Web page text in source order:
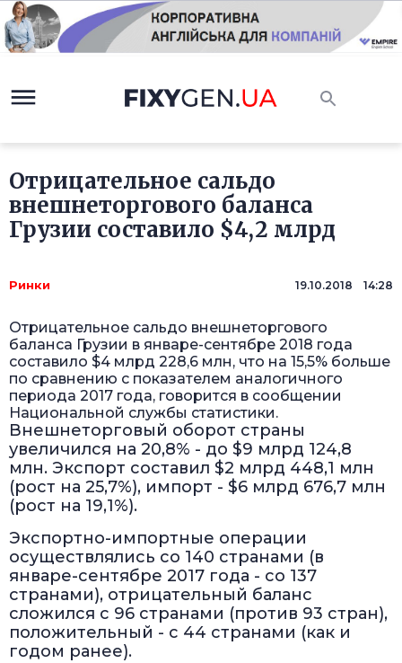
Отрицательное сальдо
внешнеторгового баланса
Грузии составило $4,2 млрд
Ринки 19.10.2018 14:28
Отрицательное сальдо внешнеторгового
баланса Грузии в январе-сентябре 2018 года
составило $4 млрд 228,6 млн, что на 15,5% больше
по сравнению с показателем аналогичного
периода 2017 года, говорится в сообщении
Национальной службы статистики.
Внешнеторговый оборот страны
увеличился на 20,8% - до $9 млрд 124,8
млн. Экспорт составил $2 млрд 448,1 млн
(рост на 25,7%), импорт - $6 млрд 676,7 млн
(рост на 19,1%).
Экспортно-импортные операции
осуществлялись со 140 странами (в
январе-сентябре 2017 года - со 137
странами), отрицательный баланс
сложился с 96 странами (против 93 стран),
положительный - с 44 странами (как и
годом ранее).